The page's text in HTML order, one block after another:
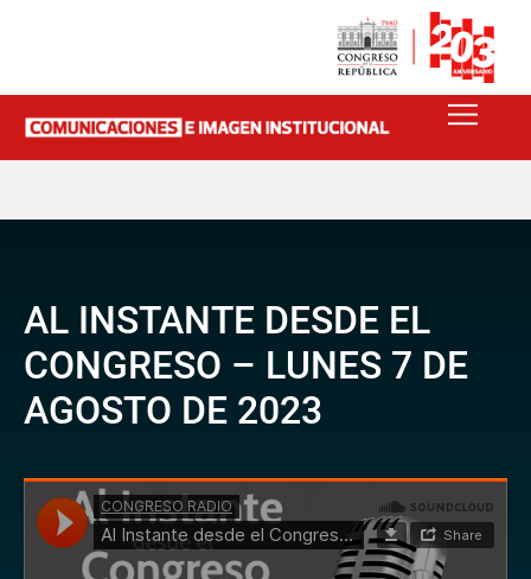
AL INSTANTE DESDE EL
CONGRESO – LUNES 7 DE
AGOSTO DE 2023